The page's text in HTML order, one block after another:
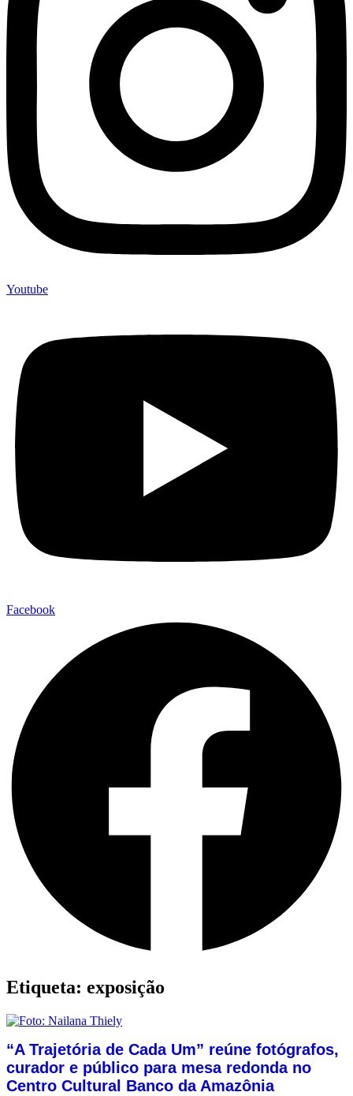
Youtube
Facebook
Etiqueta: exposição
“A Trajetória de Cada Um” reúne fotógrafos,
curador e público para mesa redonda no
Centro Cultural Banco da Amazônia